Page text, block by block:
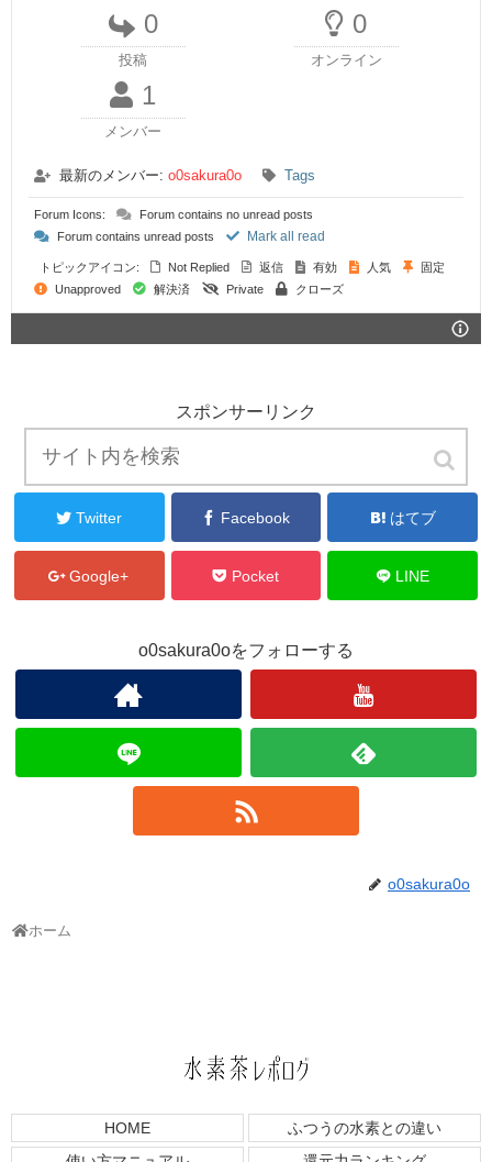
0
投稿
0
オンライン
1
メンバー
最新のメンバー: o0sakura0o Tags
Forum Icons:
Forum contains no unread posts
Forum contains unread posts
Mark all read
トピックアイコン: Not Replied 返信 有効 人気
固定
Unapproved
解決済 Private クローズ
スポンサーリンク
Twitter Facebook はてブ
Google+ Pocket LINE
o0sakura0oをフォローする
o0sakura0o
ホーム
HOME
ふつうの水素との違い